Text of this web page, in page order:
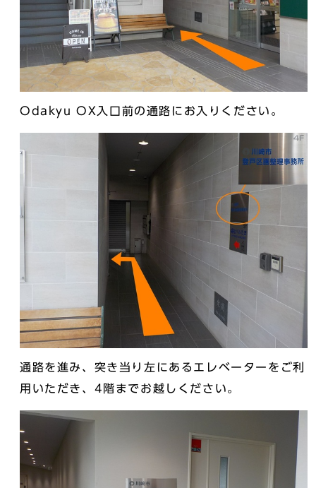
Odakyu OX入口前の通路にお入りください。
通路を進み、突き当り左にあるエレベーターをご利
用いただき、4階までお越しください。